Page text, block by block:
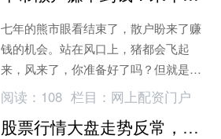
七年的熊市眼看结束了，散户盼来了赚
钱的机会。站在风口上，猪都会飞起
来，风来了，你准备好了吗？但就是这
样的大牛市依然有散户满仓踏空，大部
分散户勉强赚点儿蝇头小利
阅读： 108 栏目： 网上配资门户
股票行情大盘走势反常，科技冲高回落，散户如何应对？